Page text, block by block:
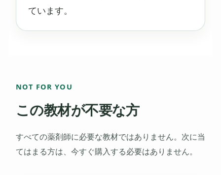
ています。
NOT FOR YOU
この教材が不要な方
すべての薬剤師に必要な教材ではありません。次に当
てはまる方は、今すぐ購入する必要はありません。